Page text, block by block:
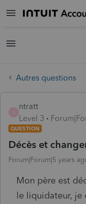
Autres questions
ntratt
Level 3
QUESTION
Décès et
Forum|Forum|5 years
Mon père est
le liquidateur, je